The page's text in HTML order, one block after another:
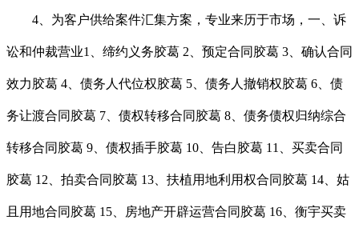
4、为客户供给案件汇集方案，专业来历于市场，一、诉
讼和仲裁营业1、缔约义务胶葛 2、预定合同胶葛 3、确认合同
效力胶葛 4、债务人代位权胶葛 5、债务人撤销权胶葛 6、债
务让渡合同胶葛 7、债权转移合同胶葛 8、债务债权归纳综合
转移合同胶葛 9、债权插手胶葛 10、告白胶葛 11、买卖合同
胶葛 12、拍卖合同胶葛 13、扶植用地利用权合同胶葛 14、姑
且用地合同胶葛 15、房地产开辟运营合同胶葛 16、衡宇买卖